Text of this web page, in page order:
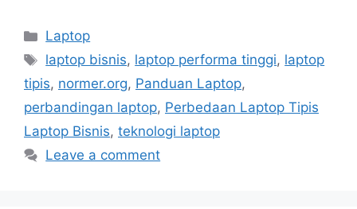
Categories
Laptop
Tags
laptop bisnis, laptop performa tinggi, laptop
tipis, normer.org, Panduan Laptop,
perbandingan laptop, Perbedaan Laptop Tipis
Laptop Bisnis, teknologi laptop
Leave a comment